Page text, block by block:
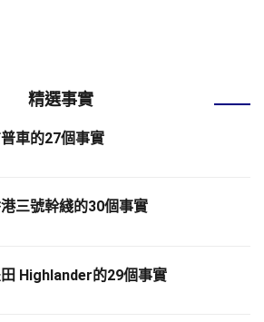
精選事實
車的27個事實
三號幹綫的30個事實
田 Highlander的29個事實